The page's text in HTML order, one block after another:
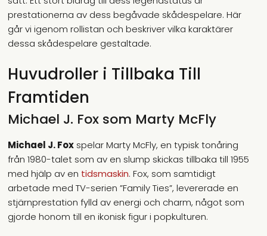
prestationerna av dess begåvade skådespelare. Här
går vi igenom rollistan och beskriver vilka karaktärer
dessa skådespelare gestaltade.
Huvudroller i Tillbaka Till
Framtiden
Michael J. Fox som Marty McFly
Michael J. Fox spelar Marty McFly, en typisk tonåring
från 1980-talet som av en slump skickas tillbaka till 1955
med hjälp av en tidsmaskin. Fox, som samtidigt
arbetade med TV-serien ”Family Ties”, levererade en
stjärnprestation fylld av energi och charm, något som
gjorde honom till en ikonisk figur i popkulturen.